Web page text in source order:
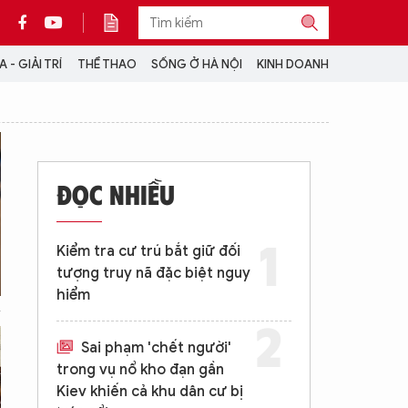
- GIẢI TRÍ THỂ THAO SỐNG Ở HÀ NỘI KINH DOANH
CỘNG TÁC VỚI ANTĐ
TRA CỨU XE
HOTLINE: 032 9907 579
ĐỌC NHIỀU
Kiểm tra cư trú bắt giữ đối
tượng truy nã đặc biệt nguy
hiểm
Sai phạm 'chết người'
trong vụ nổ kho đạn gần
Kiev khiến cả khu dân cư bị